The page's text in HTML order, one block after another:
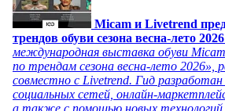
Micam и Livetrend
трендов обуви сезона весна-лето 2026
международная выставка обуви
по трендам сезона весна-лето 2026»,
совместно с Livetrend. Гид разработан
социальных сетей, онлайн-
а также с помощью новых